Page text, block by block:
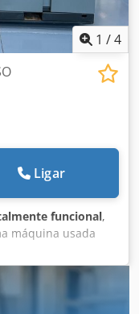
1 /4
Ligar
funcional,
máquina usada
comprimido para
e